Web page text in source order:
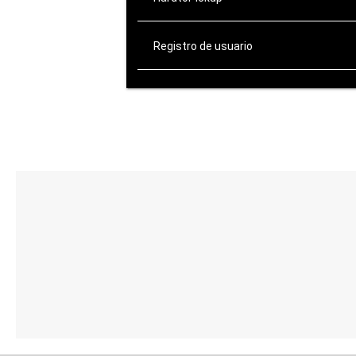
Registro de usuario